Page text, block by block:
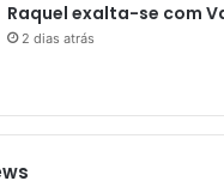
Raquel exalta-se com
2 dias atrás